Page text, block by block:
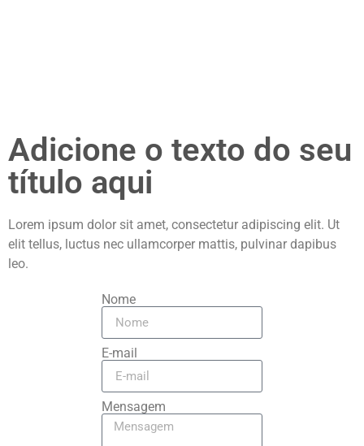
Adicione o texto do seu
título aqui
Lorem ipsum dolor sit amet, consectetur adipiscing elit. Ut
elit tellus, luctus nec ullamcorper mattis, pulvinar dapibus
leo.
Nome
E-mail
Mensagem